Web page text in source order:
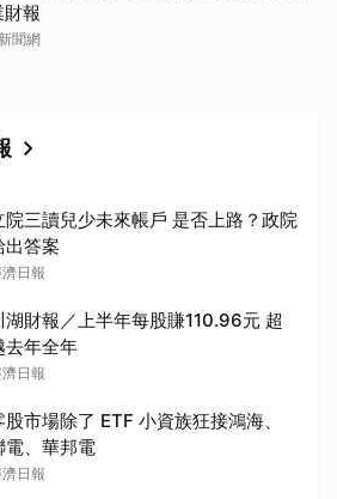
報
聞網
院三讀兒少未來帳戶 是否上路？政院
出答案
日報
湖財報／上半年每股賺110.96元 超
去年全年
日報
股市場除了 ETF 小資族狂接鴻海、
電、華邦電
日報